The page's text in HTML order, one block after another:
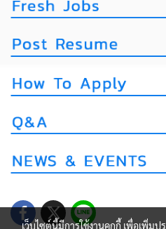
เว็บไซต์นี้มีการใช้งานคุกกี้ เพื่อเพิ่ม